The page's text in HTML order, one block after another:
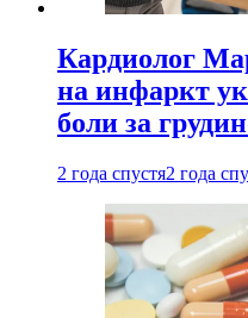
Кардиолог
на инфаркт
боли за
2 года спустя2 года